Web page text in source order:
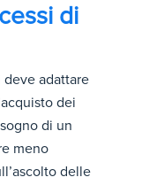
di
adattare
dei
di un
meno
delle